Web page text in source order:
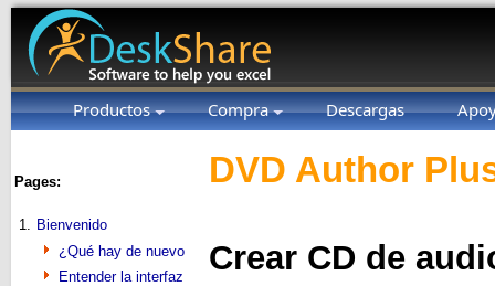
Productos Compra Descargas
Pages:
1. Bienvenido
¿Qué hay de nuevo
Entender la interfaz
DVD Author
Crear CD de